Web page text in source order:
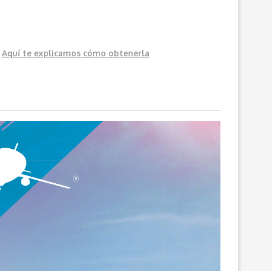
Aquí te explicamos cómo obtenerla